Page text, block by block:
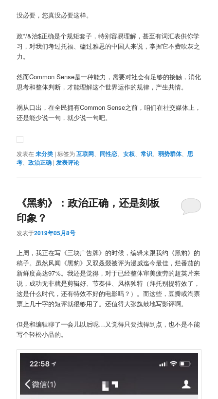
没必要，您真没必要这样。
政*/&治$正确是个规矩套子，特别容易理解，甚至有词汇表供你学
习，对我们考过托福、磕过雅思的中国人来说，掌握它不费吹灰之
力。
然而Common Sense是一种能力，需要对社会有足够的接触，消化
思考和整体判断，才能理解这个世界运作的规律，产生共情。
祸从口出，在全民拥有Common Sense之前，咱们在社交媒体上，
还是能少说一句，就少说一句吧。
发表在未分类 |标签为 互联网 同性恋 、女权 、常识 、弱势群体、思
考 、政治正确 | 发表评论
《黑豹》：政治正确，还是刻板
印象？
发表于2019年05月8号
上周，我正在写《三块广告牌》的时候，编辑来跟我约《黑豹》的
稿子。虽然风闻《黑豹》又双叒叕被评为漫威迄今最佳，烂番茄的
新鲜度高达97%。我还是觉得，对于已经整体审美疲劳的超英片来
说，成功无非就是剪辑好、节奏佳、风格独特（拜托别提特效了，
这是什么时代，还有特效不好的电影吗？）。而这些，豆瓣或淘票
票上几十字的短评就很够用了。还值得大张旗鼓地写影评啊。
但是和编辑聊了一会儿以后呢…又觉得只要找得到点，也不是不能
写个轻松小品的。